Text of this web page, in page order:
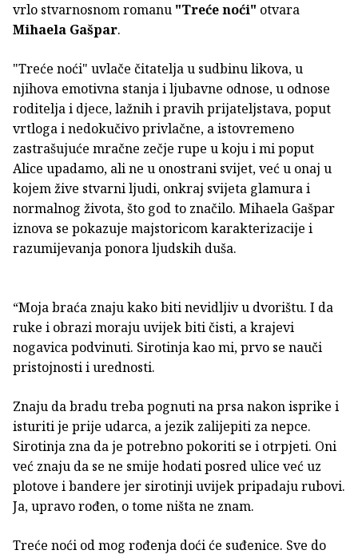
vrlo stvarnosnom romanu "Treće noći" otvara
Mihaela Gašpar.
"Treće noći" uvlače čitatelja u sudbinu likova, u
njihova emotivna stanja i ljubavne odnose, u odnose
roditelja i djece, lažnih i pravih prijateljstava, poput
vrtloga i nedokučivo privlačne, a istovremeno
zastrašujuće mračne zečje rupe u koju i mi poput
Alice upadamo, ali ne u onostrani svijet, već u onaj u
kojem žive stvarni ljudi, onkraj svijeta glamura i
normalnog života, što god to značilo. Mihaela Gašpar
iznova se pokazuje majstoricom karakterizacije i
razumijevanja ponora ljudskih duša.
“Moja braća znaju kako biti nevidljiv u dvorištu. I da
ruke i obrazi moraju uvijek biti čisti, a krajevi
nogavica podvinuti. Sirotinja kao mi, prvo se nauči
pristojnosti i urednosti.
Znaju da bradu treba pognuti na prsa nakon isprike i
isturiti je prije udarca, a jezik zalijepiti za nepce.
Sirotinja zna da je potrebno pokoriti se i otrpjeti. Oni
već znaju da se ne smije hodati posred ulice već uz
plotove i bandere jer sirotinji uvijek pripadaju rubovi.
Ja, upravo rođen, o tome ništa ne znam.
Treće noći od mog rođenja doći će suđenice. Sve do